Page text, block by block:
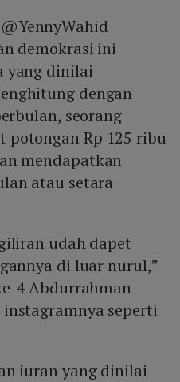
demokrasi ini
yang dinilai
dengan
seorang
potongan Rp 125 ribu
mendapatkan
atau setara
udah dapet
di luar nurul,”
4 Abdurrahman
seperti
iuran yang dinilai